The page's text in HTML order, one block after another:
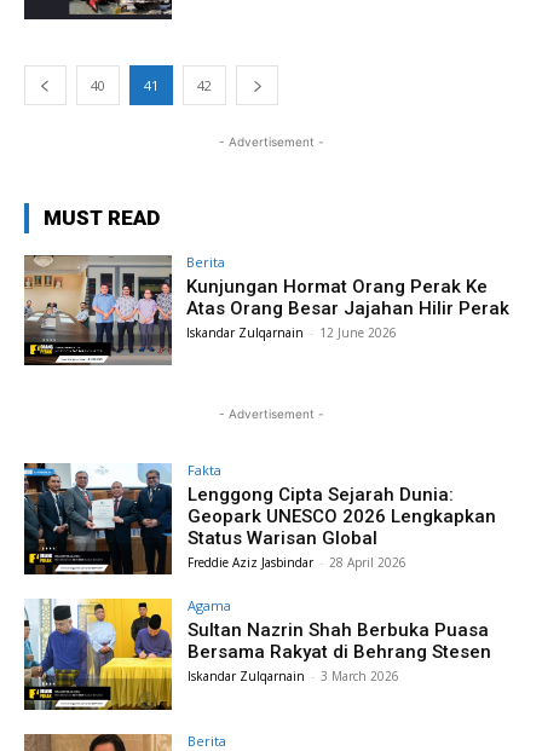
40 41 42
- Advertisement -
MUST READ
Berita
Kunjungan Hormat Orang Perak Ke
Atas Orang Besar Jajahan Hilir Perak
Iskandar Zulqarnain - 12 June 2026
- Advertisement -
Fakta
Lenggong Cipta Sejarah Dunia:
Geopark UNESCO 2026 Lengkapkan
Status Warisan Global
Freddie Aziz Jasbindar - 28 April 2026
Agama
Sultan Nazrin Shah Berbuka Puasa
Bersama Rakyat di Behrang Stesen
Iskandar Zulqarnain - 3 March 2026
Berita